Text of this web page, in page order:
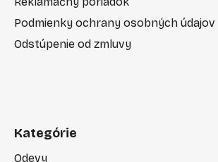
Podmienky ochrany osobných údajov
Odstúpenie od zmluvy
Kategórie
Odevy